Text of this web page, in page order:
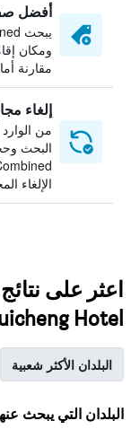
أفضل
ومكان
مقارنة
إلغاء
من
البحث
الإلغاء
Hotel
البلدان الأكثر شعبية
البلدان التي يبحث